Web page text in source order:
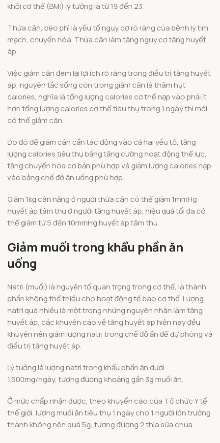
khối cơ thể (BMI) lý tưởng là từ 19 đến 23.
Thừa cân, béo phì là yếu tố nguy cơ rõ ràng của bệnh lý tim
mạch, chuyển hóa. Thừa cân làm tăng nguy cơ tăng huyết
áp.
Việc giảm cân đem lại lợi ích rõ ràng trong điều trị tăng huyết
áp, nguyên tắc sống còn trong giảm cân là thâm hụt
calories, nghĩa là tổng lượng calories cơ thể nạp vào phải ít
hơn tổng lượng calories cơ thể tiêu thụ trong 1 ngày thì mới
có thể giảm cân.
Do đó để giảm cân cần tác động vào cả hai yếu tố, tăng
lượng calories tiêu thụ bằng tăng cường hoạt động thể lực,
tăng chuyển hóa cơ bản phù hợp và giảm lượng calories nạp
vào bằng chế độ ăn uống phù hợp.
Giảm 1kg cân nặng ở người thừa cân có thể giảm 1mmHg
huyết áp tâm thu ở người tăng huyết áp, hiệu quả tối đa có
thể giảm từ 5 đến 10mmHg huyết áp tâm thu.
Giảm muối trong khẩu phần ăn
uống
Natri (muối) là nguyên tố quan trọng trong cơ thể, là thành
phần không thể thiếu cho hoạt động tế bào cơ thể. Lượng
natri quá nhiều là một trong những nguyên nhân làm tăng
huyết áp, các khuyến cáo về tăng huyết áp hiện nay đều
khuyên nên giảm lượng natri trong chế độ ăn để dự phòng và
điều trị tăng huyết áp.
Lý tưởng là lượng natri trong khẩu phần ăn dưới
1.500mg/ngày, tương đương khoảng gần 3g muối ăn.
Ở mức chấp nhận được, theo khuyến cáo của Tổ chức Y tế
thế giới, lượng muối ăn tiêu thụ 1 ngày cho 1 người lớn trưởng
thành không nên quá 5g, tương đương 2 thìa sữa chua.